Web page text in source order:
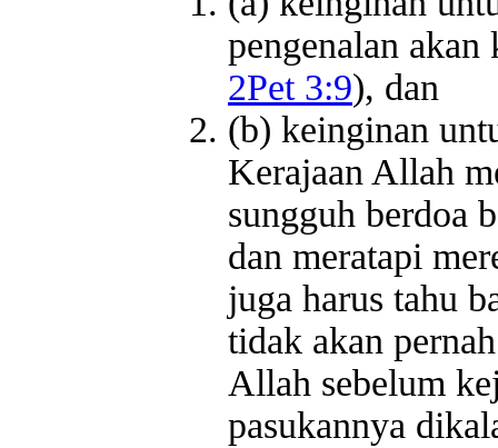
pengenalan akan
2Pet 3:9), dan
(b) keinginan
Kerajaan Allah
sungguh berdoa
dan meratapi
juga harus tahu
tidak akan
Allah sebelum
pasukannya